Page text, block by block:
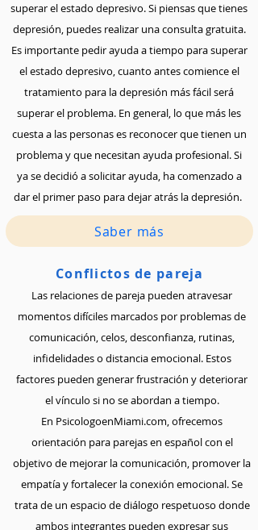
superar el estado depresivo. Si piensas que tienes
depresión, puedes realizar una consulta gratuita.
Es importante pedir ayuda a tiempo para superar
el estado depresivo, cuanto antes comience el
tratamiento para la depresión más fácil será
superar el problema. En general, lo que más les
cuesta a las personas es reconocer que tienen un
problema y que necesitan ayuda profesional. Si
ya se decidió a solicitar ayuda, ha comenzado a
dar el primer paso para dejar atrás la depresión.
Saber más
Conflictos de pareja
Las relaciones de pareja pueden atravesar
momentos difíciles marcados por problemas de
comunicación, celos, desconfianza, rutinas,
infidelidades o distancia emocional. Estos
factores pueden generar frustración y deteriorar
el vínculo si no se abordan a tiempo.
En PsicologoenMiami.com, ofrecemos
orientación para parejas en español con el
objetivo de mejorar la comunicación, promover la
empatía y fortalecer la conexión emocional. Se
trata de un espacio de diálogo respetuoso donde
ambos integrantes pueden expresar sus